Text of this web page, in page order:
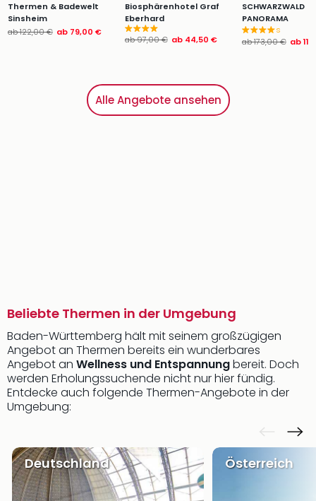
Thermen & Badewelt
Sinsheim
ab122,00 € ab 79,00 €
Biosphärenhotel Graf
Eberhard
ab97,00 € ab 44,50 €
SCHWARZWALD
PANORAMA
s
ab173,00 € ab
Alle Angebote ansehen
Beliebte Thermen in der Umgebung
Baden-Württemberg hält mit seinem großzügigen
Angebot an Thermen bereits ein wunderbares
Angebot an Wellness und Entspannungbereit. Doch
werden Erholungssuchende nicht nur hier fündig.
Entdecke auch folgende Thermen-Angebote in der
Umgebung:
Deutschland Österreich